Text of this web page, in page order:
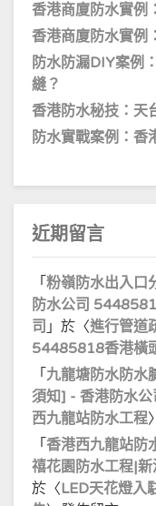
香港商廈防水實例
香港商廈防水實例
防水防漏DIY案例
縫？
香港防水秘技：天
防水實戰案例：香
近期留言
「 粉嶺防水出入口
防水公司
司 」於〈進行管道
54485818香港橫
「 九龍塘防水防水
須知] - 香港防水
西九龍站防水工程
「 香港西九龍站防
禧花園防水工程|
於〈LED天花燈入